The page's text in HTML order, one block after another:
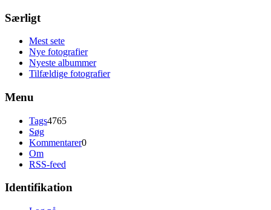
Særligt
Mest sete
Nye fotografier
Nyeste albummer
Tilfældige fotografier
Menu
Tags4765
Søg
Kommentarer0
Om
RSS-feed
Identifikation